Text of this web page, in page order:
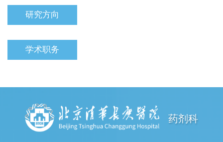
研究方向
学术职务
药剂科